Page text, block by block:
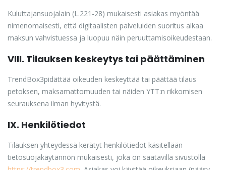
Kuluttajansuojalain (L.221-28) mukaisesti asiakas myöntää
nimenomaisesti, että digitaalisten palveluiden suoritus alkaa
maksun vahvistuessa ja luopuu näin peruuttamisoikeudestaan.
VIII. Tilauksen keskeytys tai päättäminen
TrendBox3pidättää oikeuden keskeyttää tai päättää tilaus
petoksen, maksamattomuuden tai näiden YTT:n rikkomisen
seurauksena ilman hyvitystä.
IX. Henkilötiedot
Tilauksen yhteydessä kerätyt henkilötiedot käsitellään
tietosuojakäytännön mukaisesti, joka on saatavilla sivustolla